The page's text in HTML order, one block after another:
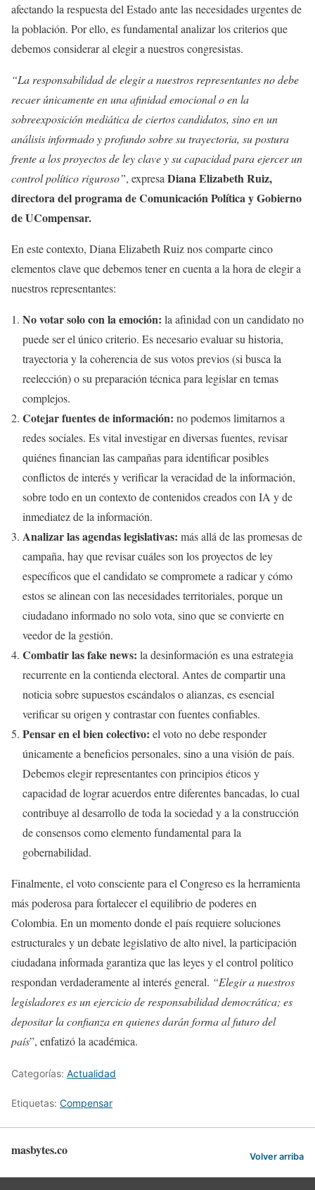
afectando la respuesta del Estado ante las necesidades urgentes de
la población. Por ello, es fundamental analizar los criterios que
debemos considerar al elegir a nuestros congresistas.
“La responsabilidad de elegir a nuestros representantes no debe
recaer únicamente en una afinidad emocional o en la
sobreexposición mediática de ciertos candidatos, sino en un
análisis informado y profundo sobre su trayectoria, su postura
frente a los proyectos de ley clave y su capacidad para ejercer un
control político riguroso”, expresa Diana Elizabeth Ruiz,
directora del programa de Comunicación Política y Gobierno
de UCompensar.
En este contexto, Diana Elizabeth Ruiz nos comparte cinco
elementos clave que debemos tener en cuenta a la hora de elegir a
nuestros representantes:
No votar solo con la emoción: la afinidad con un candidato no
puede ser el único criterio. Es necesario evaluar su historia,
trayectoria y la coherencia de sus votos previos (si busca la
reelección) o su preparación técnica para legislar en temas
complejos.
Cotejar fuentes de información: no podemos limitarnos a
redes sociales. Es vital investigar en diversas fuentes, revisar
quiénes financian las campañas para identificar posibles
conflictos de interés y verificar la veracidad de la información,
sobre todo en un contexto de contenidos creados con IA y de
inmediatez de la información.
Analizar las agendas legislativas: más allá de las promesas de
campaña, hay que revisar cuáles son los proyectos de ley
específicos que el candidato se compromete a radicar y cómo
estos se alinean con las necesidades territoriales, porque un
ciudadano informado no solo vota, sino que se convierte en
veedor de la gestión.
Combatir las fake news: la desinformación es una estrategia
recurrente en la contienda electoral. Antes de compartir una
noticia sobre supuestos escándalos o alianzas, es esencial
verificar su origen y contrastar con fuentes confiables.
Pensar en el bien colectivo: el voto no debe responder
únicamente a beneficios personales, sino a una visión de país.
Debemos elegir representantes con principios éticos y
capacidad de lograr acuerdos entre diferentes bancadas, lo cual
contribuye al desarrollo de toda la sociedad y a la construcción
de consensos como elemento fundamental para la
gobernabilidad.
Finalmente, el voto consciente para el Congreso es la herramienta
más poderosa para fortalecer el equilibrio de poderes en
Colombia. En un momento donde el país requiere soluciones
estructurales y un debate legislativo de alto nivel, la participación
ciudadana informada garantiza que las leyes y el control político
respondan verdaderamente al interés general. “Elegir a nuestros
legisladores es un ejercicio de responsabilidad democrática; es
depositar la confianza en quienes darán forma al futuro del
país”, enfatizó la académica.
Categorías: Actualidad
Etiquetas: Compensar
masbytes.co Volver arriba